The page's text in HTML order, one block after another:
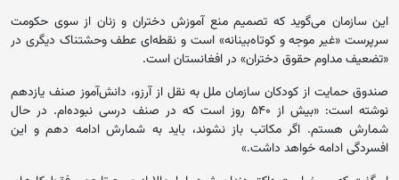
این سازمان می‌گوید که تصمیم منع آموزش دختران و زنان از سوی حکومت
سرپرست «غیر موجه و کوتاه‌بینانه» است و نقطه‌ای عطف وحشتناک دیگری در
«تضعیف مداوم حقوق دختران» در افغانستان است.
صندوق حمایت از کودکان سازمان ملل به نقل از آرزو، دانش‌آموز صنف یازدهم
نوشته است: «بیش از ۵۴۰ روز است که در صنف درسی نبوده‌ام. در حال
شمارش هستم. اگر مکاتب باز نشوند، باید به شمارش ادامه دهم و این
افسردگی ادامه خواهد داشت.»